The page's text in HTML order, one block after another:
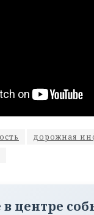
дорожная
в центре